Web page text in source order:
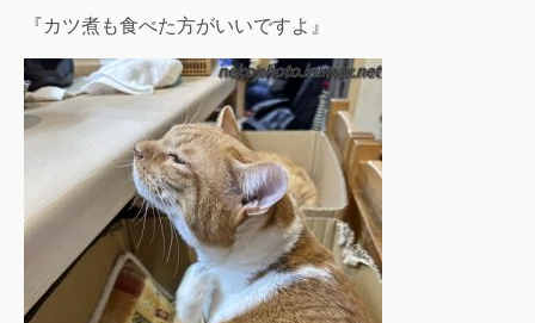
『カツ煮も食べた方がいいですよ』